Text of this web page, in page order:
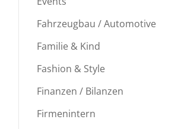
Fahrzeugbau / Automotive
Familie & Kind
Fashion & Style
Finanzen / Bilanzen
Firmenintern